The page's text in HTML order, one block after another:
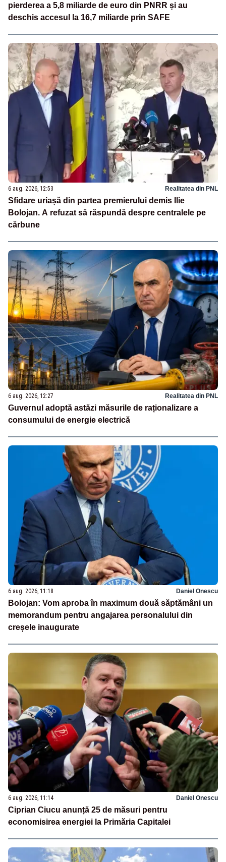
pierderea a 5,8 miliarde de euro din PNRR și au
deschis accesul la 16,7 miliarde prin SAFE
6 aug. 2026, 12:53 Realitatea din PNL
Sfidare uriașă din partea premierului demis Ilie
Bolojan. A refuzat să răspundă despre centralele pe
cărbune
6 aug. 2026, 12:27 Realitatea din PNL
Guvernul adoptă astăzi măsurile de raționalizare a
consumului de energie electrică
6 aug. 2026, 11:18 Daniel Onescu
Bolojan: Vom aproba în maximum două săptămâni un
memorandum pentru angajarea personalului din
creșele inaugurate
6 aug. 2026, 11:14 Daniel Onescu
Ciprian Ciucu anunță 25 de măsuri pentru
economisirea energiei la Primăria Capitalei